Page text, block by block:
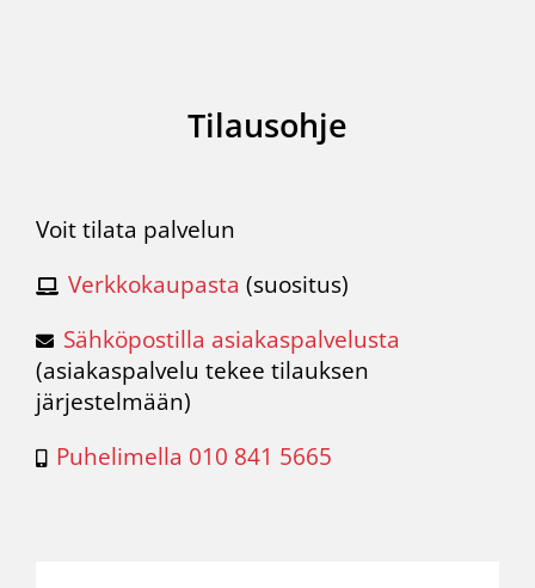
Tilausohje
Voit tilata palvelun
Verkkokaupasta (suositus)
Sähköpostilla asiakaspalvelusta
(asiakaspalvelu tekee tilauksen
järjestelmään)
Puhelimella 010 841 5665